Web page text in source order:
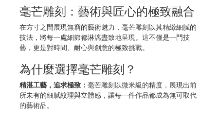
毫芒雕刻：藝術與匠心的極致融合
在方寸之間展現無窮的藝術魅力，毫芒雕刻以其精緻細膩的
技法，將每一處細節都淋漓盡致地呈現。這不僅是一門技
藝，更是對時間、耐心與創意的極致挑戰。
為什麼選擇毫芒雕刻？
精湛工藝，追求極致： 毫芒雕刻以微米級的精度，展現出前
所未有的細膩紋理與立體感，讓每一件作品都成為無可取代
的藝術品。